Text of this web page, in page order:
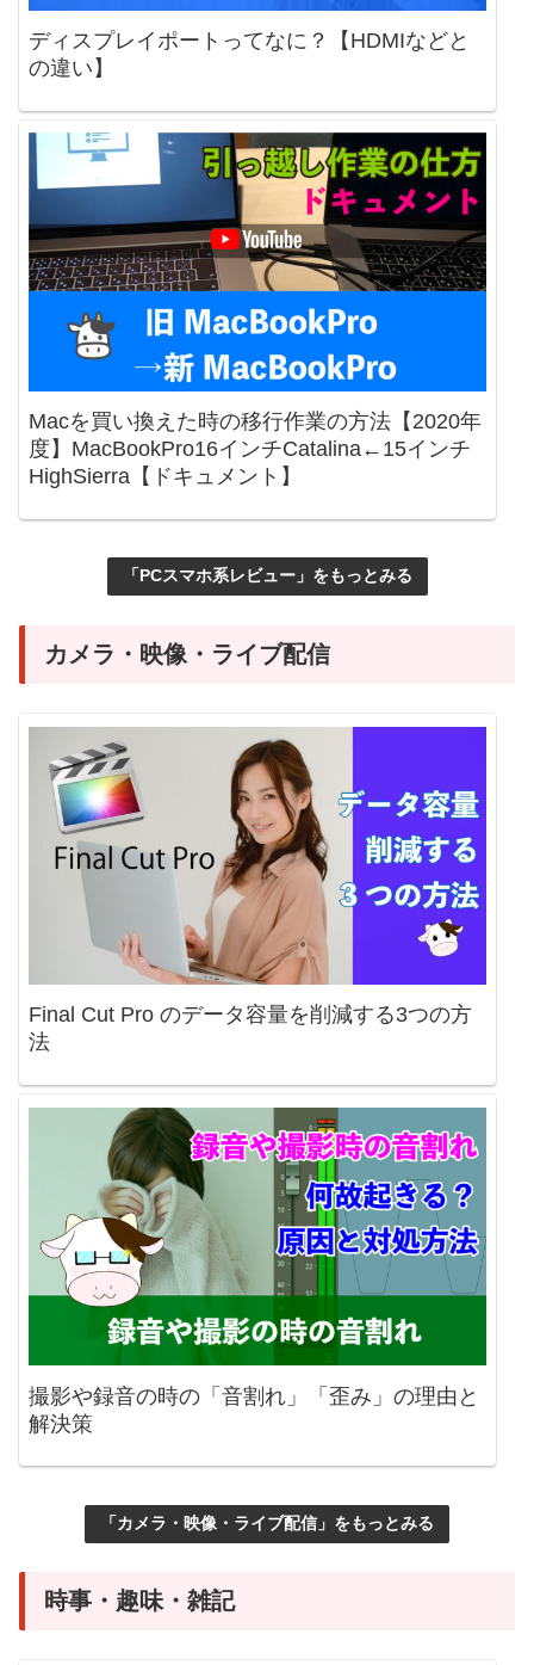
ディスプレイポートってなに？【HDMIなどと
の違い】
Macを買い換えた時の移行作業の方法【2020年
度】MacBookPro16インチCatalina←15インチ
HighSierra【ドキュメント】
「PCスマホ系レビュー」をもっとみる
カメラ・映像・ライブ配信
Final Cut Pro のデータ容量を削減する3つの方
法
撮影や録音の時の「音割れ」「歪み」の理由と
解決策
「カメラ・映像・ライブ配信」をもっとみる
時事・趣味・雑記